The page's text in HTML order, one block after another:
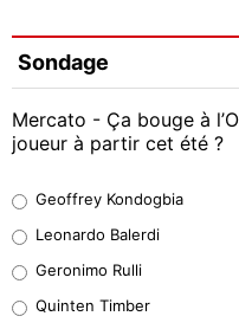
Sondage
Mercato - Ça bouge à
joueur à partir cet été ?
38%
32%
Geoffrey Kondogbia
Leonardo Balerdi
Geronimo Rulli
Quinten Timber